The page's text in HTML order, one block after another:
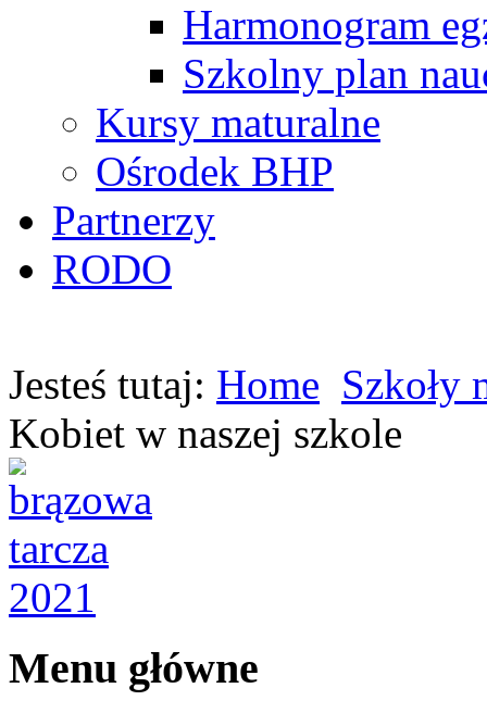
Harmonogram
Szkolny plan
Kursy maturalne
Ośrodek BHP
Partnerzy
RODO
Jesteś tutaj: Home Szkoły
Kobiet w naszej szkole
Menu główne